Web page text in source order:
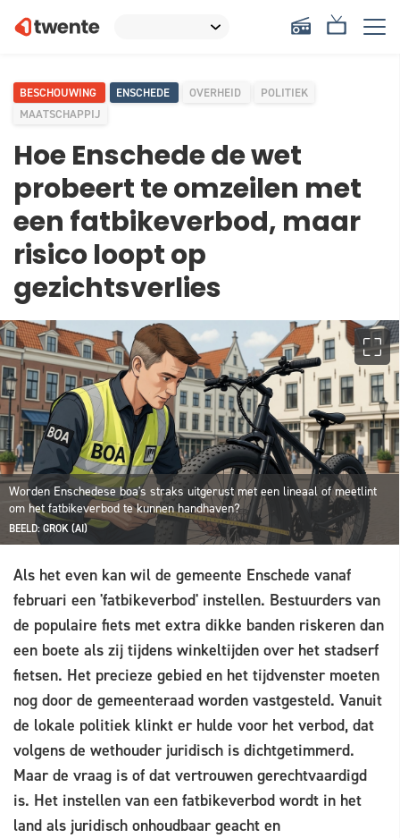
BESCHOUWING ENSCHEDE OVERHEID
POLITIEK
MAATSCHAPPIJ
Hoe Enschede de wet
probeert te omzeilen met
een fatbikeverbod, maar
risico loopt op
gezichtsverlies
Worden Enschedese boa's straks uitgerust met een lineaal of meetlint
om het fatbikeverbod te kunnen handhaven?
BEELD: GROK (AI)
Als het even kan wil de gemeente Enschede vanaf
februari een 'fatbikeverbod' instellen. Bestuurders van
de populaire fiets met extra dikke banden riskeren dan
een boete als zij tijdens winkeltijden over het stadserf
fietsen. Het precieze gebied en het tijdvenster moeten
nog door de gemeenteraad worden vastgesteld. Vanuit
de lokale politiek klinkt er hulde voor het verbod, dat
volgens de wethouder juridisch is dichtgetimmerd.
Maar de vraag is of dat vertrouwen gerechtvaardigd
is. Het instellen van een fatbikeverbod wordt in het
land als juridisch onhoudbaar geacht en